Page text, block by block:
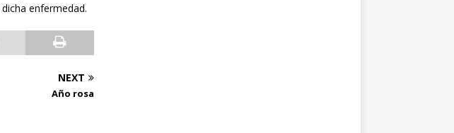
enfermedad.
NEXT
Año rosa